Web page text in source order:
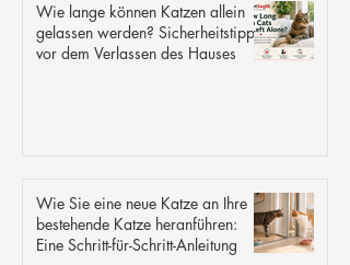
Wie lange können Katzen allein
gelassen werden? Sicherheitstipps
vor dem Verlassen des Hauses
Wie Sie eine neue Katze an Ihre
bestehende Katze heranführen:
Eine Schritt-für-Schritt-Anleitung